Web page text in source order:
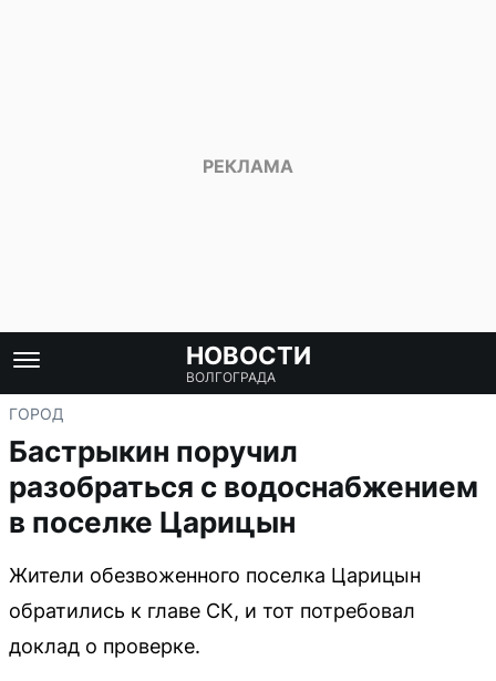
НОВОСТИ
ВОЛГОГРАДА
ГОРОД
Бастрыкин поручил
разобраться с водоснабжением
в поселке Царицын
Жители обезвоженного поселка Царицын
обратились к главе СК, и тот потребовал
доклад о проверке.